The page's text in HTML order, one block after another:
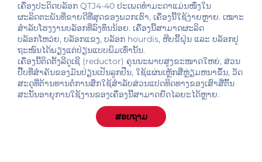
ເຄື່ອງປະດິດບລັອກ QTJ4-40 ປະເພດທຳມະດາແມ່ນໜຶ່ງໃນ
ຜະລິດຕະພັນທີ່ຂາຍດີທີ່ສຸດຂອງພວກເຮົາ, ເຄື່ອງນີ້ໃຊ້ງ່າຍຫຼາຍ. ເໝາະ
ສຳລັບໂຮງງານບລັອກທີ່ລົງທຶນນ້ອຍ. ເຄື່ອງນີ້ສາມາດຜະລິດ
ບລັອກໂຫວ່ຍ, ບລັອກແຂງ, ບລັອກ hourdis, ຫີບຂີ້ຝຸ່ນ ແລະ ບລັອກປູ
ຖະໜົນໄດ້ພຽງແຕ່ປ່ຽນແບບພິມເທົ່ານັ້ນ.
ເຄື່ອງນີ້ຕິດຕັ້ງລີດູເຊີ (reductor) ຄຸນນະພາບສູງຂະໜາດໃຫຍ່, ສ່ວນ
ປັ໊ບທີ່ສຳຄັນຂອງມັນປ່ຽນເປັນລູກປືນ, ໃຊ້ແຜ່ນເຫຼັກສີ່ຫຼ່ຽມຫນາຂຶ້ນ, ວັດ
ສະດຸທີ່ຕ້ານທານຕໍ່ການສຶກໃຊ້ສຳລັບສ່ວນແປດທິດທາງຂອງເສົາສີ່ຕົ້ນ
ສະນັ້ນອາຍຸການໃຊ້ງານຂອງເຄື່ອງນີ້ສາມາດຍືດໄລຍະໄດ້ຫຼາຍ.
ສອບຖາມ